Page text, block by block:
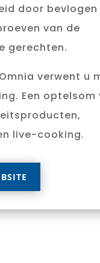
door bevlogen
van de
gerechten.
verwent u
Een optelsom
live-cooking.